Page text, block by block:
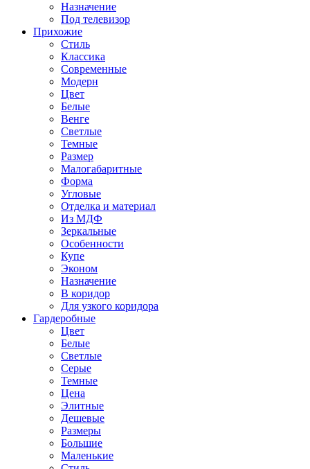
Назначение
Под телевизор
Прихожие
Стиль
Классика
Современные
Модерн
Цвет
Белые
Венге
Светлые
Темные
Размер
Малогабаритные
Форма
Угловые
Отделка и материал
Из МДФ
Зеркальные
Особенности
Купе
Эконом
Назначение
В коридор
Для узкого коридора
Гардеробные
Цвет
Белые
Светлые
Серые
Темные
Цена
Элитные
Дешевые
Размеры
Большие
Маленькие